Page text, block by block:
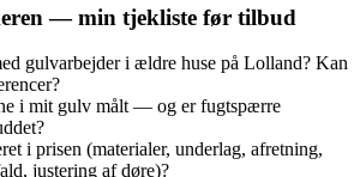
— min tjekliste før tilbud
gulvarbejder i ældre huse på Lolland? Kan
i mit gulv målt — og er fugtspærre
i prisen (materialer, underlag, afretning,
justering af døre)?